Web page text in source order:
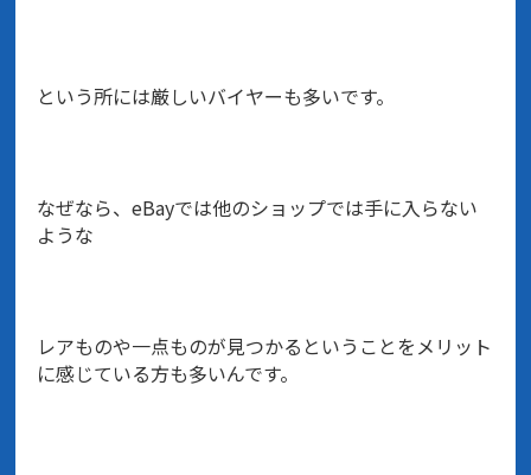
という所には厳しいバイヤーも多いです。
なぜなら、eBayでは他のショップでは手に入らない
ような
レアものや一点ものが見つかるということをメリット
に感じている方も多いんです。